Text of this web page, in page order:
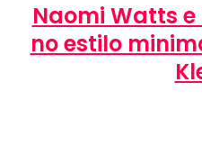
Naomi Watts
no estilo